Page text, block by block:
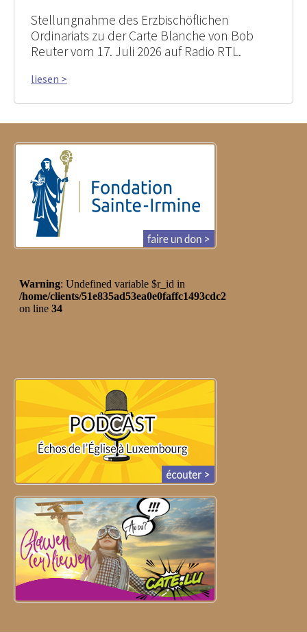
Stellungnahme des Erzbischöflichen
Ordinariats zu der Carte Blanche von Bob
Reuter vom 17. Juli 2026 auf Radio RTL.
liesen >